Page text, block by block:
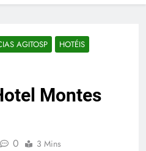
AGITOSP
HOTÉIS
Montes
0 3 Mins